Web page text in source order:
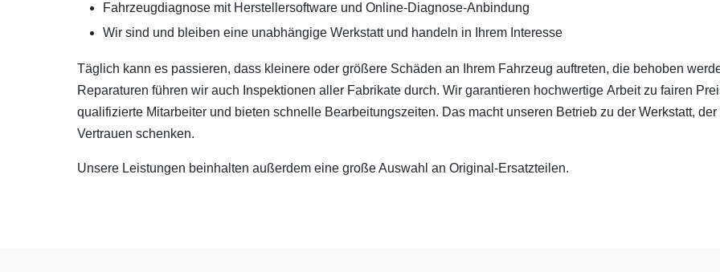
Fahrzeugdiagnose mit Herstellersoftware und Online-Diagnose-Anbindung
Wir sind und bleiben eine unabhängige Werkstatt und handeln in Ihrem Interesse
Täglich kann es passieren, dass kleinere oder größere Schäden an Ihrem Fahrzeug auftreten, die behoben
Reparaturen führen wir auch Inspektionen aller Fabrikate durch. Wir garantieren hochwertige Arbeit zu fairen
qualifizierte Mitarbeiter und bieten schnelle Bearbeitungszeiten. Das macht unseren Betrieb zu der Werkstatt, der
Vertrauen schenken.
Unsere Leistungen beinhalten außerdem eine große Auswahl an Original-Ersatzteilen.